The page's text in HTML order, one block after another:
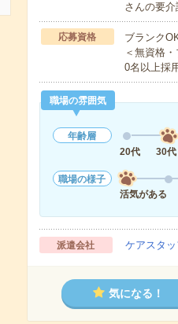
さんの要
応募資格
ブランク
＜無資格
0名以上採
職場の雰囲気
年齢層
20代
30代
職場の様子
活気がある
派遣会社 ケアスタ
気になる！